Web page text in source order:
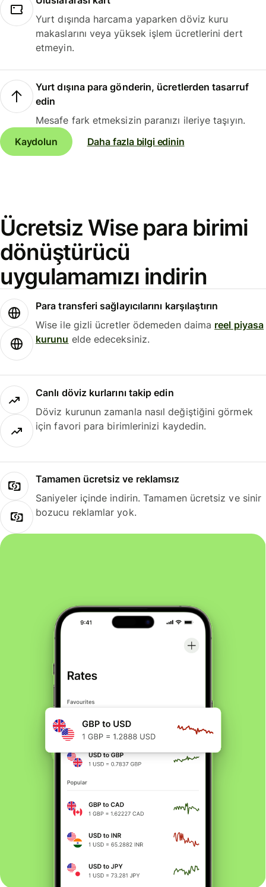
Yurt dışında harcama yaparken döviz kuru
makaslarını veya yüksek işlem ücretlerini dert
etmeyin.
Yurt dışına para gönderin, ücretlerden tasarruf
edin
Mesafe fark etmeksizin paranızı ileriye taşıyın.
Kaydolun
Daha fazla bilgi edinin
Ücretsiz Wise para birimi
dönüştürücü
uygulamamızı indirin
Para transferi sağlayıcılarını karşılaştırın
Wise ile gizli ücretler ödemeden daima reel piyasa
kurunu elde edeceksiniz.
Canlı döviz kurlarını takip edin
Döviz kurunun zamanla nasıl değiştiğini görmek
için favori para birimlerinizi kaydedin.
Tamamen ücretsiz ve reklamsız
Saniyeler içinde indirin. Tamamen ücretsiz ve sinir
bozucu reklamlar yok.